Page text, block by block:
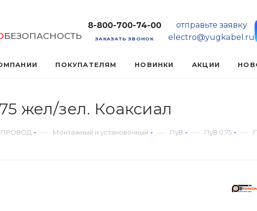
БЕЗОПАСНОСТЬ
8-800-700-74-00
ЗАКАЗАТЬ ЗВОНОК
отправьте заявку
electro@yugkabel.ru
ПОКУПАТЕЛЯМ НОВИНКИ АКЦИИ
жел/зел. Коаксиал
ПРОВОД — Монтажный и установочный — ПуВ — ПуВ 0,75 —